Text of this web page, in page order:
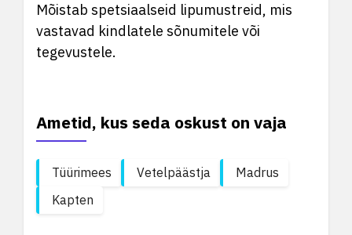
Mõistab spetsiaalseid lipumustreid, mis
vastavad kindlatele sõnumitele või
tegevustele.
Ametid, kus seda oskust on vaja
Tüürimees Vetelpäästja
Madrus
Kapten